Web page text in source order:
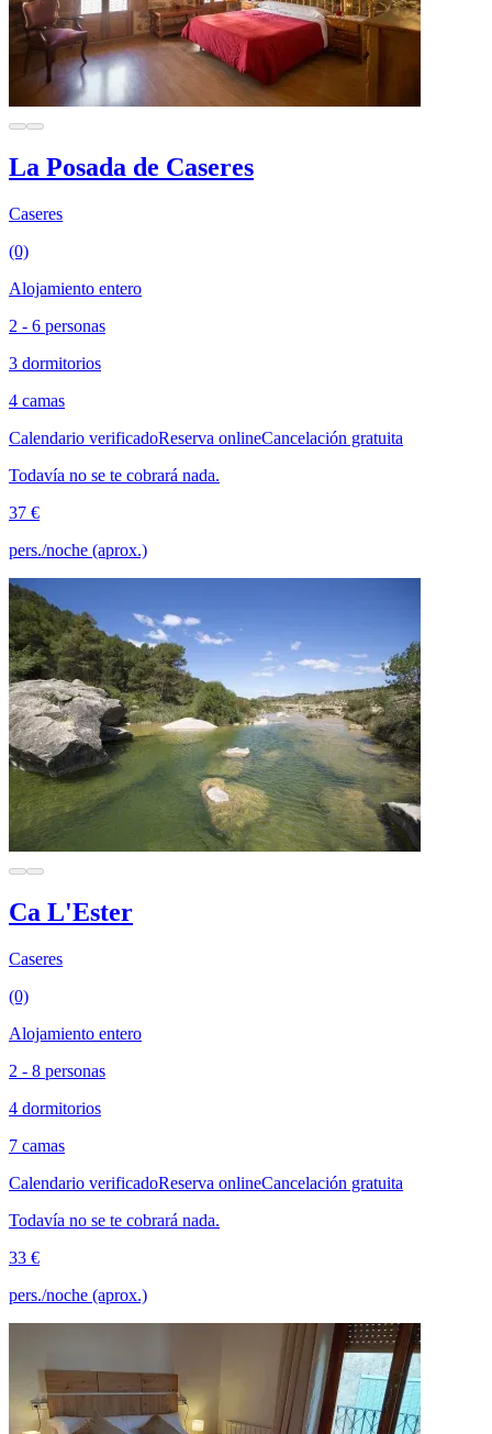
La Posada de Caseres
Caseres
(0)
Alojamiento entero
2 - 6 personas
3 dormitorios
4 camas
Calendario verificadoReserva onlineCancelación gratuita
Todavía no se te cobrará nada.
37 €
pers./noche (aprox.)
Ca L'Ester
Caseres
(0)
Alojamiento entero
2 - 8 personas
4 dormitorios
7 camas
Calendario verificadoReserva onlineCancelación gratuita
Todavía no se te cobrará nada.
33 €
pers./noche (aprox.)